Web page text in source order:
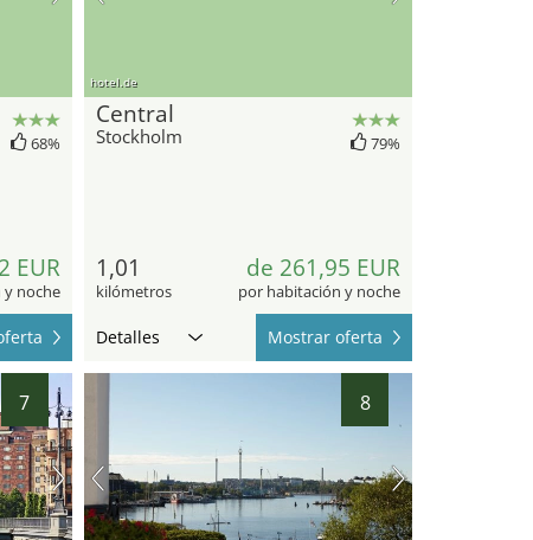
68%
EUR
noche
hotel.de
Central
Stockholm 79%
1,01
kilómetros
de 261,95 EUR
por habitación y noche
Detalles Mostrar oferta
7 8